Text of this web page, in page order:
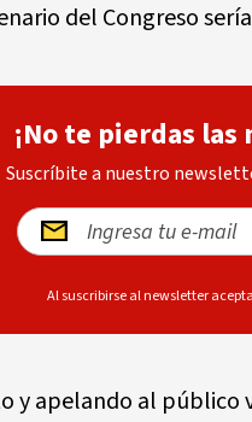
del Congreso
¡No te pierdas
Suscríbite a nuestro
Al suscribirse al newsletter
y apelando al público